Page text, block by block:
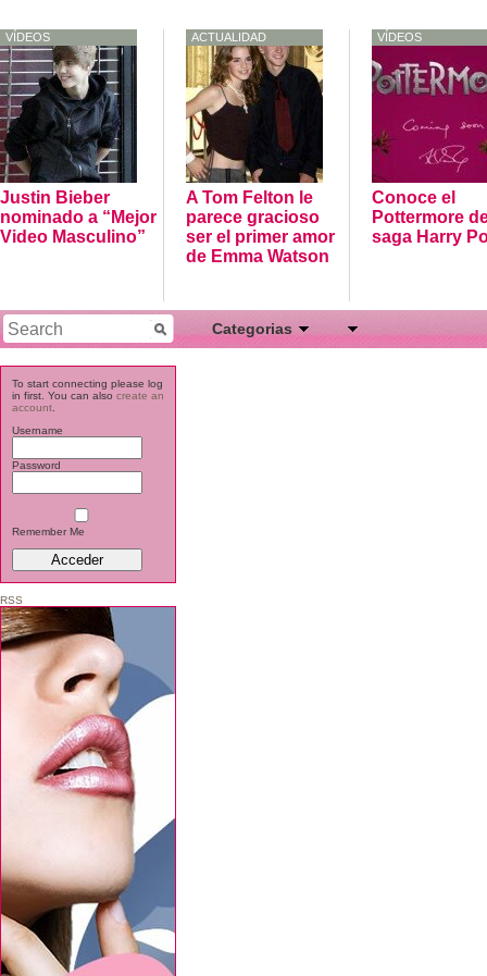
VÍDEOS
Justin Bieber
nominado a “Mejor
Video Masculino”
ACTUALIDAD
A Tom Felton le
parece gracioso
ser el primer amor
de Emma Watson
VÍDEOS
Conoce el
Pottermore
saga Harry
Categorias
To start connecting please log
in first. You can also create an
account
Username
Password
Remember Me
RSS